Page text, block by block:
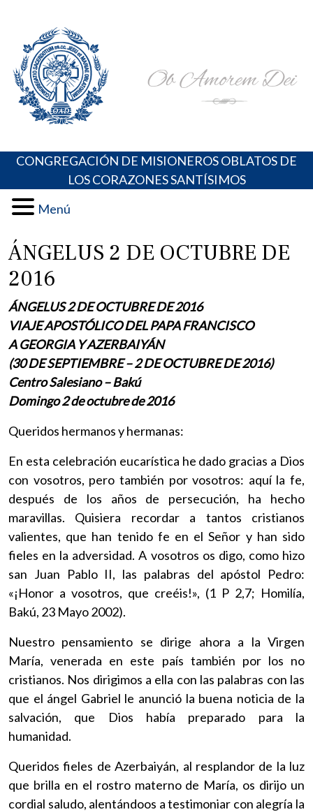
content
Portal de los Padres Oblatos. Advocaciones Marianas,
Oraciones, Música religiosa y más
CONGREGACIÓN DE MISIONEROS OBLATOS DE
LOS CORAZONES SANTÍSIMOS
Menú
ÁNGELUS 2 DE OCTUBRE DE
2016
ÁNGELUS 2 DE OCTUBRE DE 2016
VIAJE APOSTÓLICO DEL PAPA FRANCISCO
A GEORGIA Y AZERBAIYÁN
(30 DE SEPTIEMBRE – 2 DE OCTUBRE DE 2016)
Centro Salesiano – Bakú
Domingo 2 de octubre de 2016
Queridos hermanos y hermanas:
En esta celebración eucarística he dado gracias a Dios
con vosotros, pero también por vosotros: aquí la fe,
después de los años de persecución, ha hecho
maravillas. Quisiera recordar a tantos cristianos
valientes, que han tenido fe en el Señor y han sido
fieles en la adversidad. A vosotros os digo, como hizo
san Juan Pablo II, las palabras del apóstol Pedro:
«¡Honor a vosotros, que creéis!», (1 P 2,7; Homilía,
Bakú, 23 Mayo 2002).
Nuestro pensamiento se dirige ahora a la Virgen
María, venerada en este país también por los no
cristianos. Nos dirigimos a ella con las palabras con las
que el ángel Gabriel le anunció la buena noticia de la
salvación, que Dios había preparado para la
humanidad.
Queridos fieles de Azerbaiyán, al resplandor de la luz
que brilla en el rostro materno de María, os dirijo un
cordial saludo, alentándoos a testimoniar con alegría la